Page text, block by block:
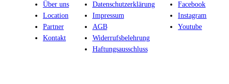
Über uns
Location
Partner
Kontakt
Datenschutzerklärung
Impressum
AGB
Widerrufsbelehrung
Haftungsausschluss
Facebook
Instagram
Youtube